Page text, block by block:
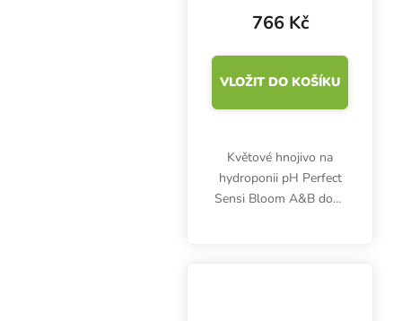
766 Kč
VLOŽIT DO KOŠÍKU
Květové hnojivo na
hydroponii pH Perfect
Sensi Bloom A&B dodá